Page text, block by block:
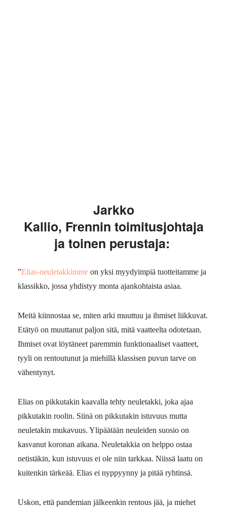
Jarkko
Kallio, Frennin toimitusjohtaja
ja toinen perustaja:
”Elias-neuletakkimme on yksi myydyimpiä tuotteitamme ja
klassikko, jossa yhdistyy monta ajankohtaista asiaa.
Meitä kiinnostaa se, miten arki muuttuu ja ihmiset liikkuvat.
Etätyö on muuttanut paljon sitä, mitä vaatteelta odotetaan.
Ihmiset ovat löytäneet paremmin funktionaaliset vaatteet,
tyyli on rentoutunut ja miehillä klassisen puvun tarve on
vähentynyt.
Elias on pikkutakin kaavalla tehty neuletakki, joka ajaa
pikkutakin roolin. Siinä on pikkutakin istuvuus mutta
neuletakin mukavuus. Ylipäätään neuleiden suosio on
kasvanut koronan aikana. Neuletakkia on helppo ostaa
netistäkin, kun istuvuus ei ole niin tarkkaa. Niissä laatu on
kuitenkin tärkeää. Elias ei nyppyynny ja pitää ryhtinsä.
Uskon, että pandemian jälkeenkin rentous jää, ja miehet